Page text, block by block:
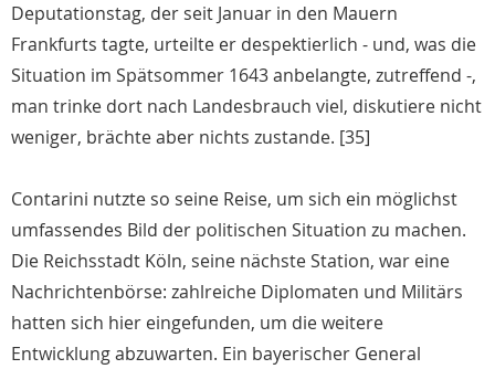
Deputationstag, der seit Januar in den Mauern
Frankfurts tagte, urteilte er despektierlich - und, was die
Situation im Spätsommer 1643 anbelangte, zutreffend -,
man trinke dort nach Landesbrauch viel, diskutiere nicht
weniger, brächte aber nichts zustande. [35]
Contarini nutzte so seine Reise, um sich ein möglichst
umfassendes Bild der politischen Situation zu machen.
Die Reichsstadt Köln, seine nächste Station, war eine
Nachrichtenbörse: zahlreiche Diplomaten und Militärs
hatten sich hier eingefunden, um die weitere
Entwicklung abzuwarten. Ein bayerischer General